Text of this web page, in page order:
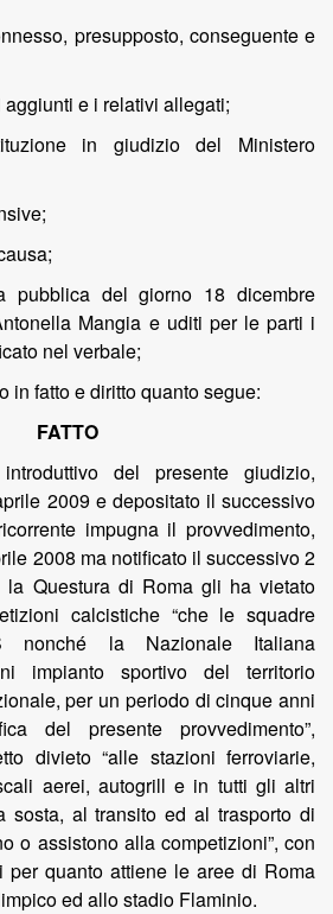
presupposto, conseguente e
e i relativi allegati;
in giudizio del Ministero
pubblica del giorno 18 dicembre
Mangia e uditi per le parti i
nel verbale;
in fatto e diritto quanto segue:
FATTO
del presente giudizio,
2009 e depositato il successivo
impugna il provvedimento,
2008 ma notificato il successivo 2
la Questura di Roma gli ha vietato
calcistiche “che le squadre
nonché la Nazionale Italiana
impianto sportivo del territorio
per un periodo di cinque anni
del presente provvedimento”,
divieto “alle stazioni ferroviarie,
aerei, autogrill e in tutti gli altri
sosta, al transito ed al trasporto di
o assistono alla competizioni”, con
per quanto attiene le aree di Roma
ed allo stadio Flaminio.